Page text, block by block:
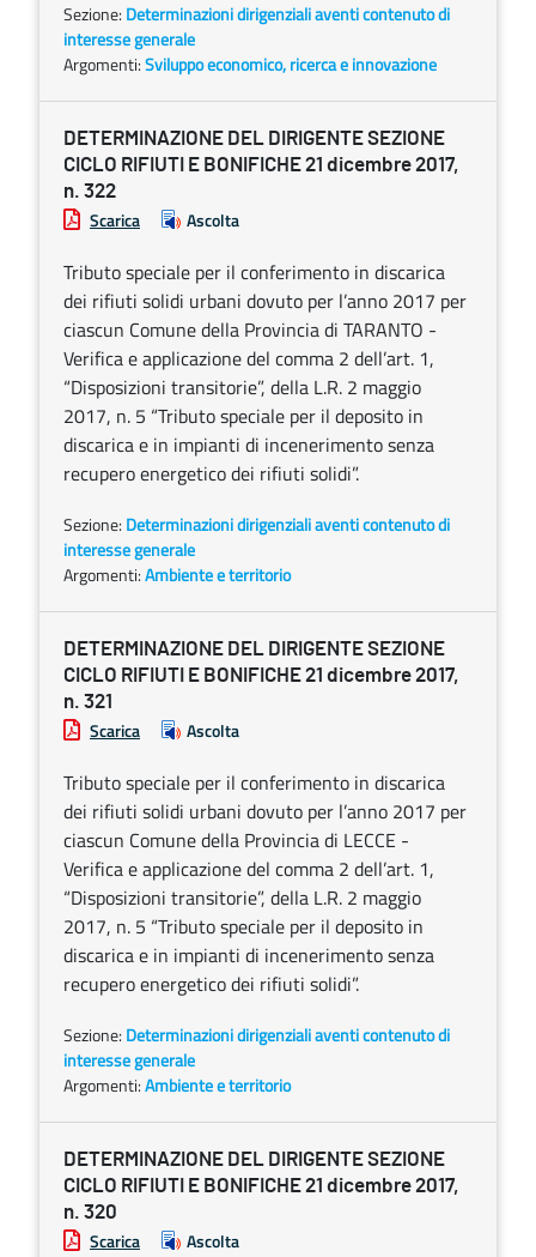
Sezione: Determinazioni dirigenziali aventi contenuto di
interesse generale
Argomenti:Sviluppo economico, ricerca e innovazione
DETERMINAZIONE DEL DIRIGENTE SEZIONE
CICLO RIFIUTI E BONIFICHE 21 dicembre 2017,
n. 322
Scarica Ascolta
Tributo speciale per il conferimento in discarica
dei rifiuti solidi urbani dovuto per l’anno 2017 per
ciascun Comune della Provincia di TARANTO -
Verifica e applicazione del comma 2 dell’art. 1,
“Disposizioni transitorie”, della L.R. 2 maggio
2017, n. 5 “Tributo speciale per il deposito in
discarica e in impianti di incenerimento senza
recupero energetico dei rifiuti solidi”.
Sezione: Determinazioni dirigenziali aventi contenuto di
interesse generale
Argomenti:Ambiente e territorio
DETERMINAZIONE DEL DIRIGENTE SEZIONE
CICLO RIFIUTI E BONIFICHE 21 dicembre 2017,
n. 321
Scarica Ascolta
Tributo speciale per il conferimento in discarica
dei rifiuti solidi urbani dovuto per l’anno 2017 per
ciascun Comune della Provincia di LECCE -
Verifica e applicazione del comma 2 dell’art. 1,
“Disposizioni transitorie”, della L.R. 2 maggio
2017, n. 5 “Tributo speciale per il deposito in
discarica e in impianti di incenerimento senza
recupero energetico dei rifiuti solidi”.
Sezione: Determinazioni dirigenziali aventi contenuto di
interesse generale
Argomenti:Ambiente e territorio
DETERMINAZIONE DEL DIRIGENTE SEZIONE
CICLO RIFIUTI E BONIFICHE 21 dicembre 2017,
n. 320
Scarica Ascolta